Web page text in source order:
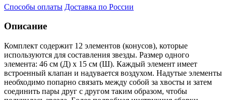
Способы оплаты Доставка по России
Описание
Комплект содержит 12 элементов (конусов), которые
используются для составления звезды. Размер одного
элемента: 46 см (Д) х 15 см (Ш). Каждый элемент имеет
встроенный клапан и надувается воздухом. Надутые элементы
необходимо попарно связать между собой за хвосты и затем
соединить пары друг с другом таким образом, чтобы